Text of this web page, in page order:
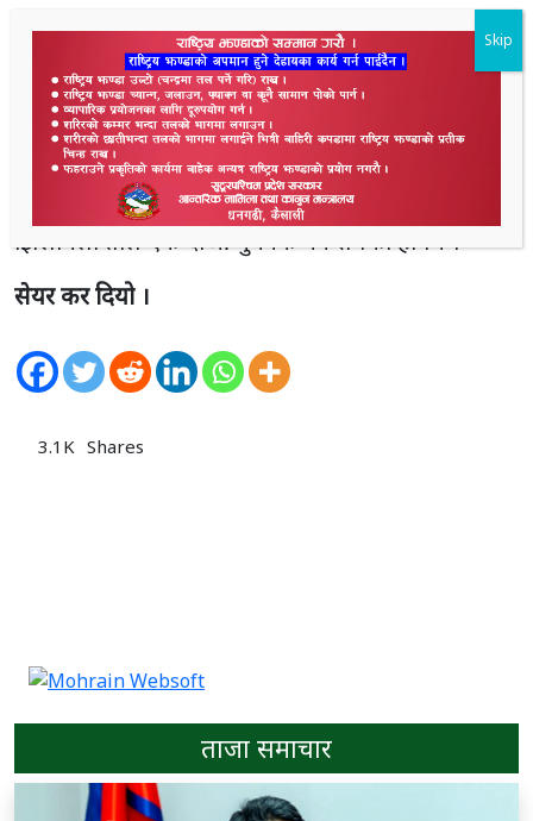
तालके चारौ दिशामे देवीदेवताको थापना करोगओ हए ।
दखिनघेन झिलमिला माताकी मन्दिर हए । माताकी मन्दिर
नजीक सिद्ध बैजनाथ, पछार किनारमे काली अर्थात दुर्गा
माता औ एक घेन पूर्णागिरी माताकी मन्दिर हए । हरेक
दर्शनार्थी सबय देवी देवतानको पूजापाठ करके घुमके
झिलमिला ताल एक दाँऔ घुमनके मन सबको हाेबय ।
सेयर कर दियो ।
3.1K Shares
ताजा समाचार